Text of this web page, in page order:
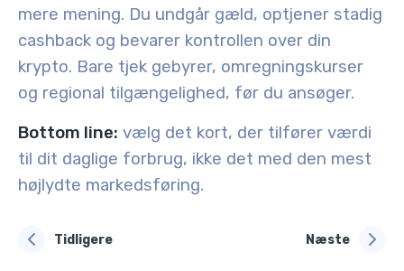
mere mening. Du undgår gæld, optjener stadig
cashback og bevarer kontrollen over din
krypto. Bare tjek gebyrer, omregningskurser
og regional tilgængelighed, før du ansøger.
Bottom line: vælg det kort, der tilfører værdi
til dit daglige forbrug, ikke det med den mest
højlydte markedsføring.
Tidligere Næste